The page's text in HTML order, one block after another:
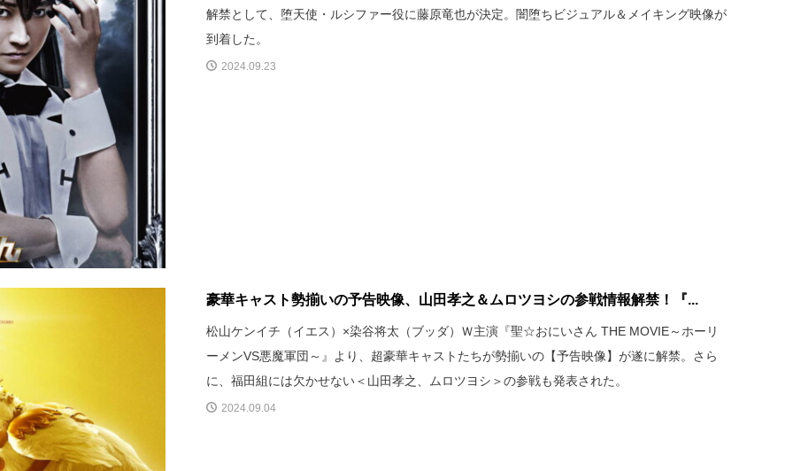
解禁として、堕天使・ルシファー役に藤原竜也が決定。闇堕ちビジュアル＆メイキング映像が
到着した。
2024.09.23
豪華キャスト勢揃いの予告映像、山田孝之＆ムロツヨシの参戦情報解禁！『...
松山ケンイチ（イエス）×染谷将太（ブッダ）Ｗ主演『聖☆おにいさん THE MOVIE～ホーリ
ーメンVS悪魔軍団～』より、超豪華キャストたちが勢揃いの【予告映像】が遂に解禁。さら
に、福田組には欠かせない＜山田孝之、ムロツヨシ＞の参戦も発表された。
2024.09.04